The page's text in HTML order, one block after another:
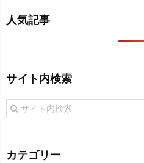
人気記事
サイト内検索
カテゴリー